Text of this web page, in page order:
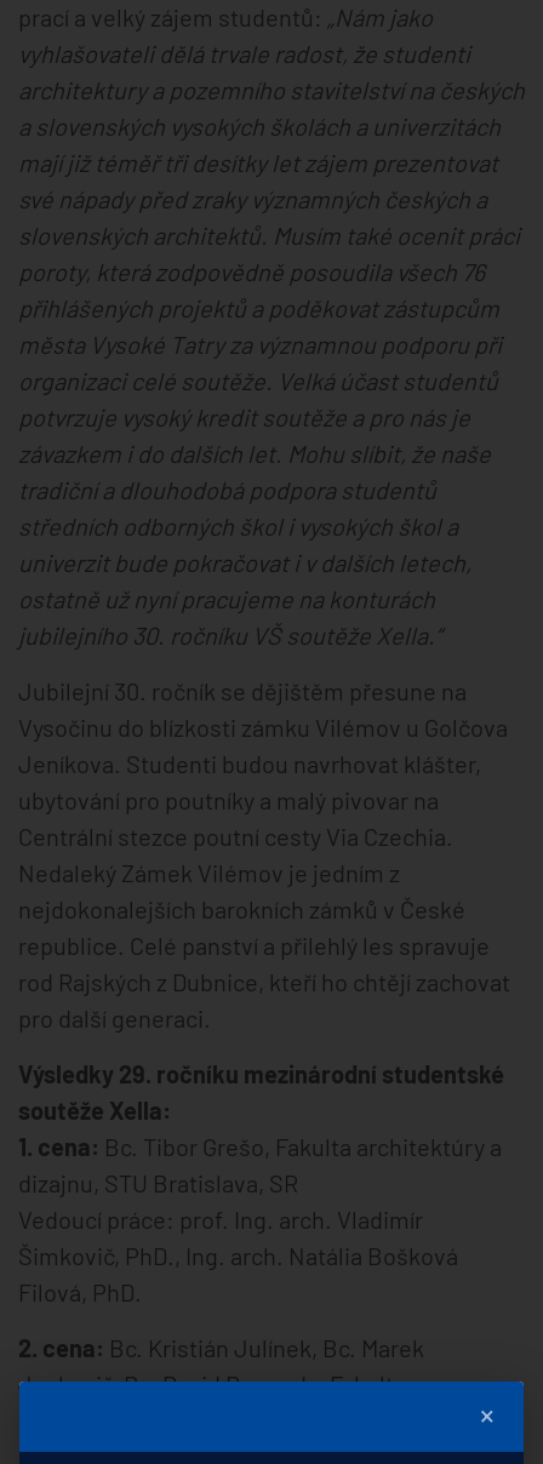
prací a velký zájem studentů: „Nám jako
vyhlašovateli dělá trvale radost, že studenti
architektury a pozemního stavitelství na českých
a slovenských vysokých školách a univerzitách
mají již téměř tři desítky let zájem prezentovat
své nápady před zraky významných českých a
slovenských architektů. Musím také ocenit práci
poroty, která zodpovědně posoudila všech 76
přihlášených projektů a poděkovat zástupcům
města Vysoké Tatry za významnou podporu při
organizaci celé soutěže. Velká účast studentů
potvrzuje vysoký kredit soutěže a pro nás je
závazkem i do dalších let. Mohu slíbit, že naše
tradiční a dlouhodobá podpora studentů
středních odborných škol i vysokých škol a
univerzit bude pokračovat i v dalších letech,
ostatně už nyní pracujeme na konturách
jubilejního 30. ročníku VŠ soutěže Xella.“
Jubilejní 30. ročník se dějištěm přesune na
Vysočinu do blízkosti zámku Vilémov u Golčova
Jeníkova. Studenti budou navrhovat klášter,
ubytování pro poutníky a malý pivovar na
Centrální stezce poutní cesty Via Czechia.
Nedaleký Zámek Vilémov je jedním z
nejdokonalejších barokních zámků v České
republice. Celé panství a přilehlý les spravuje
rod Rajských z Dubnice, kteří ho chtějí zachovat
pro další generaci.
Výsledky 29. ročníku mezinárodní studentské
soutěže Xella:
1. cena: Bc. Tibor Grešo, Fakulta architektúry a
dizajnu, STU Bratislava, SR
Vedoucí práce: prof. Ing. arch. Vladimír
Šimkovič, PhD., Ing. arch. Natália Bošková
Filová, PhD.
2. cena: Bc. Kristián Julínek, Bc. Marek
Jankovič, Bc. David Regenda, Fakulta
×